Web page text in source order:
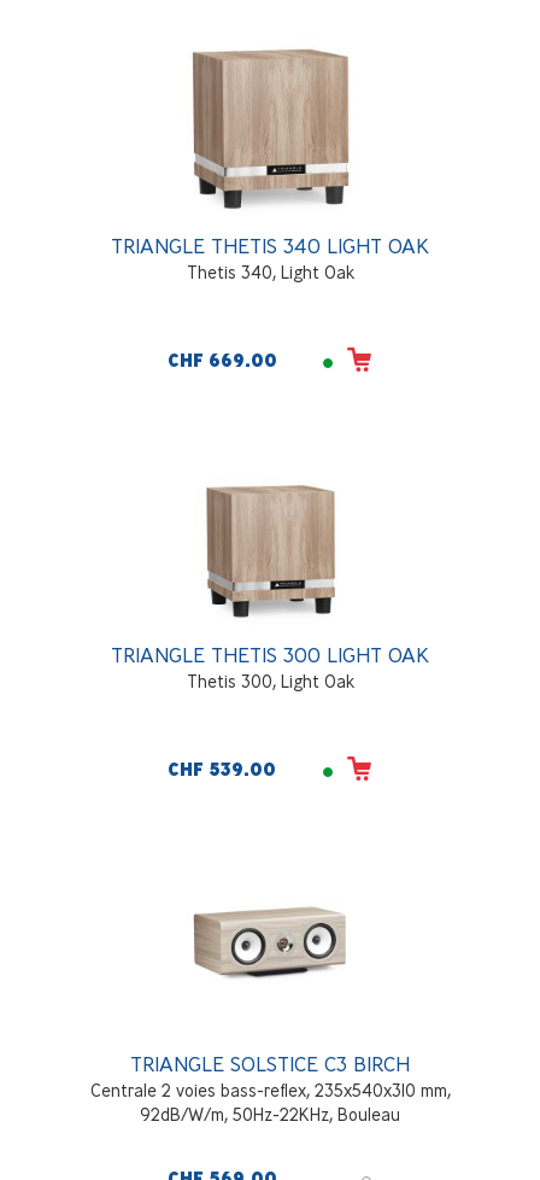
TRIANGLE THETIS 340 LIGHT OAK
Thetis 340, Light Oak
CHF 669.00
TRIANGLE THETIS 300 LIGHT OAK
Thetis 300, Light Oak
CHF 539.00
TRIANGLE SOLSTICE C3 BIRCH
Centrale 2 voies bass-reflex, 235x540x310 mm,
92dB/W/m, 50Hz-22KHz, Bouleau